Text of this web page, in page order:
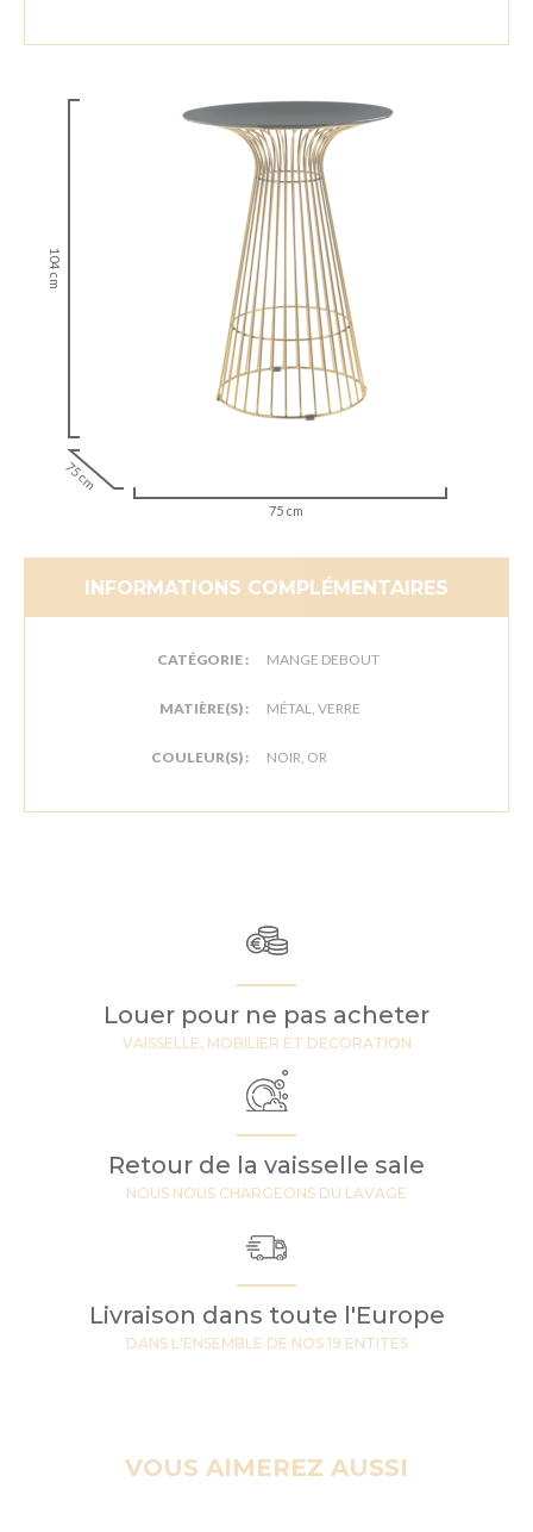
104 cm
75 cm
75 cm
INFORMATIONS COMPLÉMENTAIRES
CATÉGORIE : MANGE DEBOUT
MATIÈRE(S) : MÉTAL, VERRE
COULEUR(S) : NOIR, OR
Louer pour ne pas acheter
VAISSELLE, MOBILIER ET DECORATION
Retour de la vaisselle sale
NOUS NOUS CHARGEONS DU LAVAGE
Livraison dans toute l'Europe
DANS L'ENSEMBLE DE NOS 19 ENTITES
VOUS AIMEREZ AUSSI